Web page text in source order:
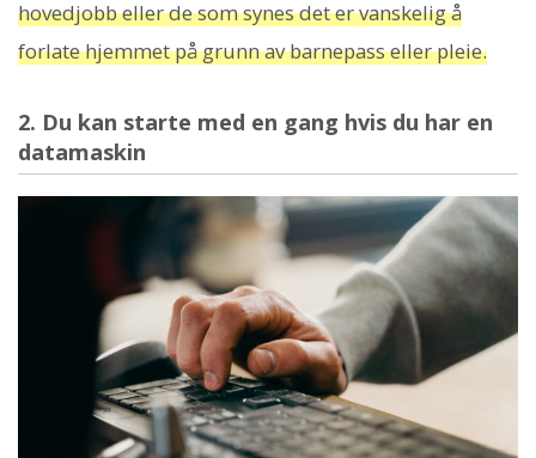
hovedjobb eller de som synes det er vanskelig å
forlate hjemmet på grunn av barnepass eller pleie.
2. Du kan starte med en gang hvis du har en
datamaskin